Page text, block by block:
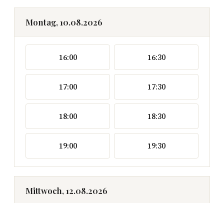
Montag, 10.08.2026
16:00 16:30
17:00 17:30
18:00 18:30
19:00 19:30
Mittwoch, 12.08.2026